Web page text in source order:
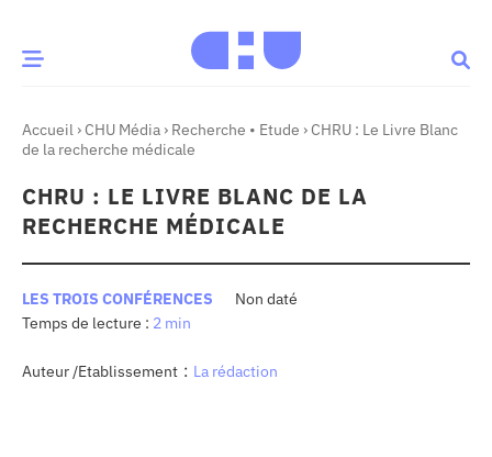
MOMENT
Innovation
& patrimoine Patient
nous
Accueil › CHU Média › Recherche • Etude › CHRU : Le Livre Blanc
de la recherche médicale
CHRU : LE LIVRE BLANC DE LA
RECHERCHE MÉDICALE
LES TROIS CONFÉRENCES
Non daté
2 min
Auteur /Etablissement : La rédaction